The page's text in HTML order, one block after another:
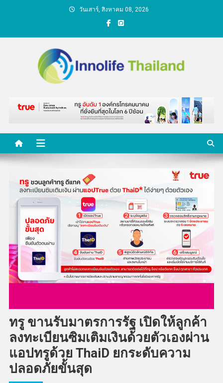
วันเสาร์, สิงหาคม 08, 2026
คนกับความคิด ชีวิตกับ
นวัตกรรม
ทรู ขานรับมาตรการรัฐ เปิดให้ลูกค้า
ลงทะเบียนซิมเติมเงินด้วยตัวเองผ่าน
แอปทรูด้วย ThaiD ยกระดับความ
ปลอดภัยขั้นสุด